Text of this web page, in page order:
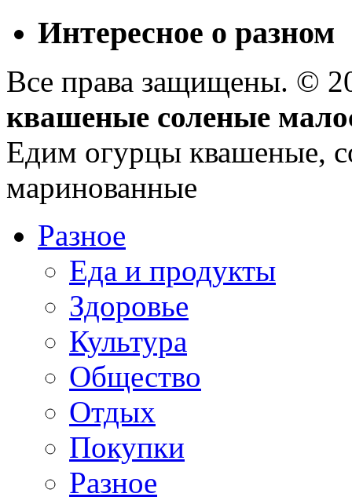
Интересное о разном
Все права защищены. ©
квашеные соленые
Едим огурцы квашеные,
маринованные
Разное
Еда и продукты
Здоровье
Культура
Общество
Отдых
Покупки
Разное